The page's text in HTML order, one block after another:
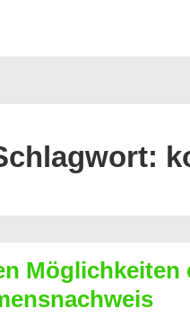
Möglichkeiten